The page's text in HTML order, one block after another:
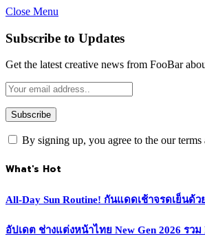
Close Menu
Subscribe to Updates
Get the latest creative news from FooBar
By signing up, you agree to the our terms
What's Hot
All-Day Sun Routine! กันแดดเช้าจรดเย็นด้ว
อัปเดต ช่างแต่งหน้าไทย New Gen 2026 รว